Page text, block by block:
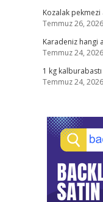
Kozalak
Temmuz 26, 2026
Karadeniz hangi
Temmuz 24, 2026
1 kg
Temmuz 24, 2026